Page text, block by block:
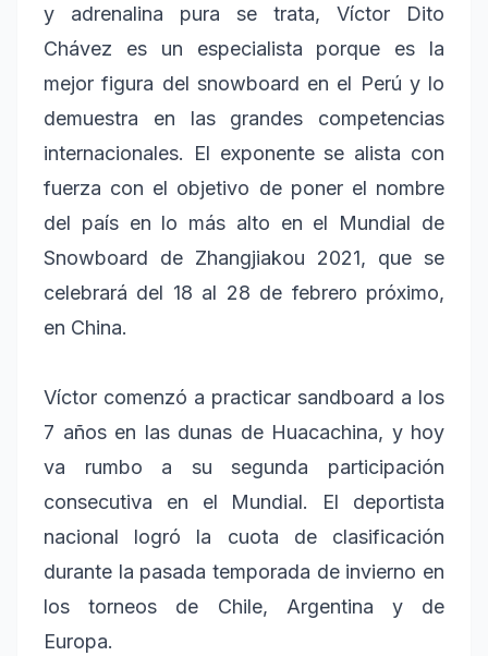
y adrenalina pura se trata, Víctor Dito
Chávez es un especialista porque es la
mejor figura del snowboard en el Perú y lo
demuestra en las grandes competencias
internacionales. El exponente se alista con
fuerza con el objetivo de poner el nombre
del país en lo más alto en el Mundial de
Snowboard de Zhangjiakou 2021, que se
celebrará del 18 al 28 de febrero próximo,
en China.
Víctor comenzó a practicar sandboard a los
7 años en las dunas de Huacachina, y hoy
va rumbo a su segunda participación
consecutiva en el Mundial. El deportista
nacional logró la cuota de clasificación
durante la pasada temporada de invierno en
los torneos de Chile, Argentina y de
Europa.